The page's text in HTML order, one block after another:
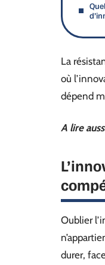
La
où
dépend
A lire
Oublier
durer,